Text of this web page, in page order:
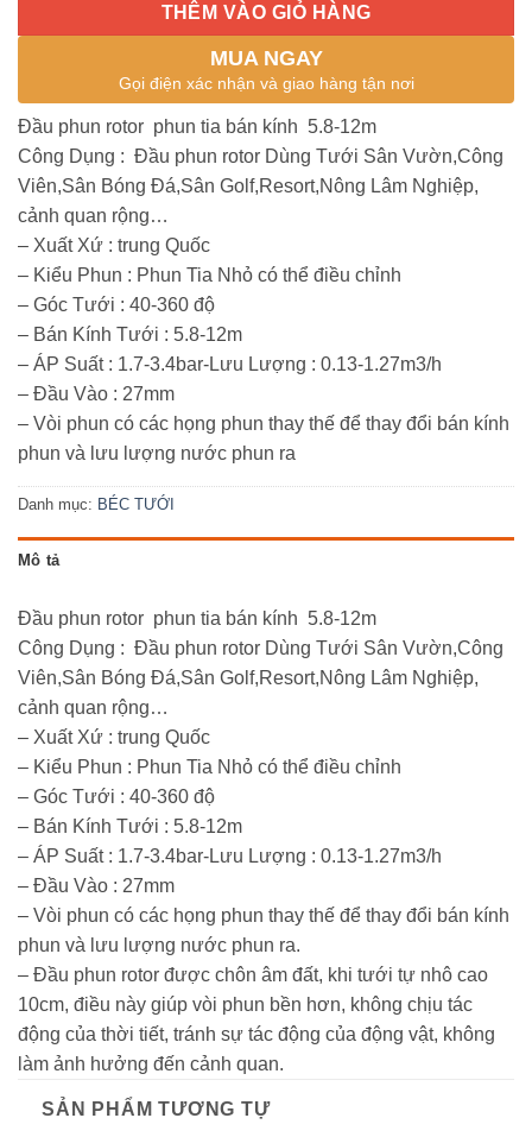
THÊM VÀO GIỎ HÀNG
MUA NGAY
Gọi điện xác nhận và giao hàng tận nơi
Đầu phun rotor phun tia bán kính 5.8-12m
Công Dụng : Đầu phun rotor Dùng Tưới Sân Vườn,Công
Viên,Sân Bóng Đá,Sân Golf,Resort,Nông Lâm Nghiệp,
cảnh quan rộng…
– Xuất Xứ : trung Quốc
– Kiểu Phun : Phun Tia Nhỏ có thể điều chỉnh
– Góc Tưới : 40-360 độ
– Bán Kính Tưới : 5.8-12m
– ÁP Suất : 1.7-3.4bar-Lưu Lượng : 0.13-1.27m3/h
– Đầu Vào : 27mm
– Vòi phun có các họng phun thay thế để thay đổi bán kính
phun và lưu lượng nước phun ra
Danh mục: BÉC TƯỚI
Mô tả
Đầu phun rotor phun tia bán kính 5.8-12m
Công Dụng : Đầu phun rotor Dùng Tưới Sân Vườn,Công
Viên,Sân Bóng Đá,Sân Golf,Resort,Nông Lâm Nghiệp,
cảnh quan rộng…
– Xuất Xứ : trung Quốc
– Kiểu Phun : Phun Tia Nhỏ có thể điều chỉnh
– Góc Tưới : 40-360 độ
– Bán Kính Tưới : 5.8-12m
– ÁP Suất : 1.7-3.4bar-Lưu Lượng : 0.13-1.27m3/h
– Đầu Vào : 27mm
– Vòi phun có các họng phun thay thế để thay đổi bán kính
phun và lưu lượng nước phun ra.
– Đầu phun rotor được chôn âm đất, khi tưới tự nhô cao
10cm, điều này giúp vòi phun bền hơn, không chịu tác
động của thời tiết, tránh sự tác động của động vật, không
làm ảnh hưởng đến cảnh quan.
SẢN PHẨM TƯƠNG TỰ